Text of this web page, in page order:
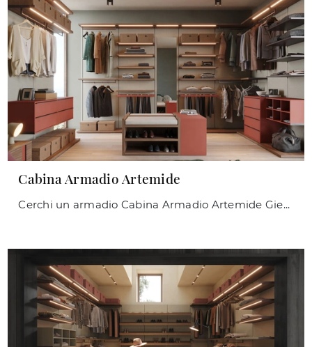
Cabina Armadio Artemide
Cerchi un armadio Cabina Armadio Artemide Giessegi? Clicca subito! Gli armadi cabine armadio con ante scorrevoli ti attendono.